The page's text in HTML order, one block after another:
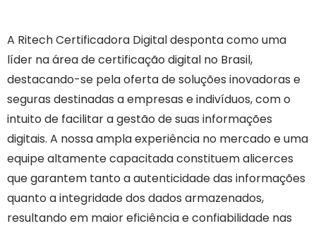
A Ritech Certificadora Digital desponta como uma
líder na área de certificação digital no Brasil,
destacando-se pela oferta de soluções inovadoras e
seguras destinadas a empresas e indivíduos, com o
intuito de facilitar a gestão de suas informações
digitais. A nossa ampla experiência no mercado e uma
equipe altamente capacitada constituem alicerces
que garantem tanto a autenticidade das informações
quanto a integridade dos dados armazenados,
resultando em maior eficiência e confiabilidade nas